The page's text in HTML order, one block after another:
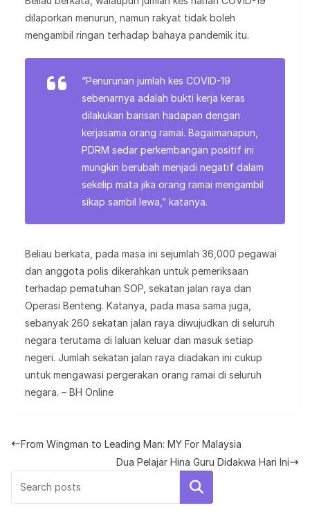
dilaporkan menurun, namun rakyat tidak boleh
mengambil ringan terhadap bahaya pandemik itu.
“Penurunan jumlah kes COVID-19
sebenarnya adalah bukti kerja keras
dilakukan barisan hadapan dengan
kerjasama orang ramai. Bagaimanapun,
PDRM sedar perkembangan positif ini
mungkin berubah menjadi negatif dalam
sekelip mata jika orang ramai mengambil
sikap sambil lewa,” katanya.
Beliau berkata, pada masa ini sejumlah 36,000 pegawai
dan anggota polis dikerahkan untuk pemeriksaan
terhadap pematuhan SOP, sekatan jalan raya dan
Operasi Benteng. Katanya, pada masa sama juga,
sebanyak 260 sekatan jalan raya diwujudkan di seluruh
negara terutama di laluan keluar dan masuk setiap
negeri. Jumlah sekatan jalan raya diadakan ini cukup
untuk mengawasi pergerakan orang ramai di seluruh
negara. – BH Online
From Wingman to Leading Man: MY For Malaysia
Dua Pelajar Hina Guru Didakwa Hari Ini
Search